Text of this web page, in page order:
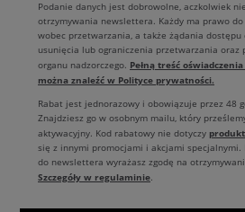
Podanie danych jest dobrowolne, aczkolwiek
otrzymywania newslettera. Każdy ma prawo do
wobec przetwarzania, a także żądania dostępu
usunięcia lub ograniczenia przetwarzania oraz
organu nadzorczego. Pełną treść
można znaleźć w Polityce prywatności.
Rabat jest jednorazowy i obowiązuje przez 48
Znajdziesz go w osobnym mailu, który
aktywacyjny. Kod rabatowy nie dotyczy
się z innymi promocjami i akcjami specjalnymi.
do newslettera wyrażasz zgodę na
Szczegóły w regulaminie.